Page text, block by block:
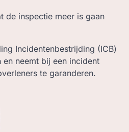
de inspectie meer is gaan
Incidentenbestrijding (ICB)
neemt bij een incident
te garanderen.